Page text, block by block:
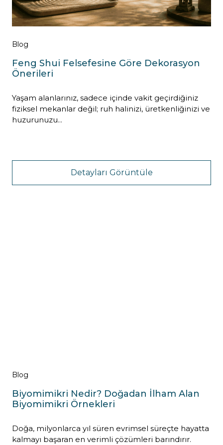
Blog
Feng Shui Felsefesine Göre Dekorasyon
Önerileri
Yaşam alanlarınız, sadece içinde vakit geçirdiğiniz
fiziksel mekanlar değil; ruh halinizi, üretkenliğinizi ve
huzurunuzu...
Detayları Görüntüle
Blog
Biyomimikri Nedir? Doğadan İlham Alan
Biyomimikri Örnekleri
Doğa, milyonlarca yıl süren evrimsel süreçte hayatta
kalmayı başaran en verimli çözümleri barındırır.